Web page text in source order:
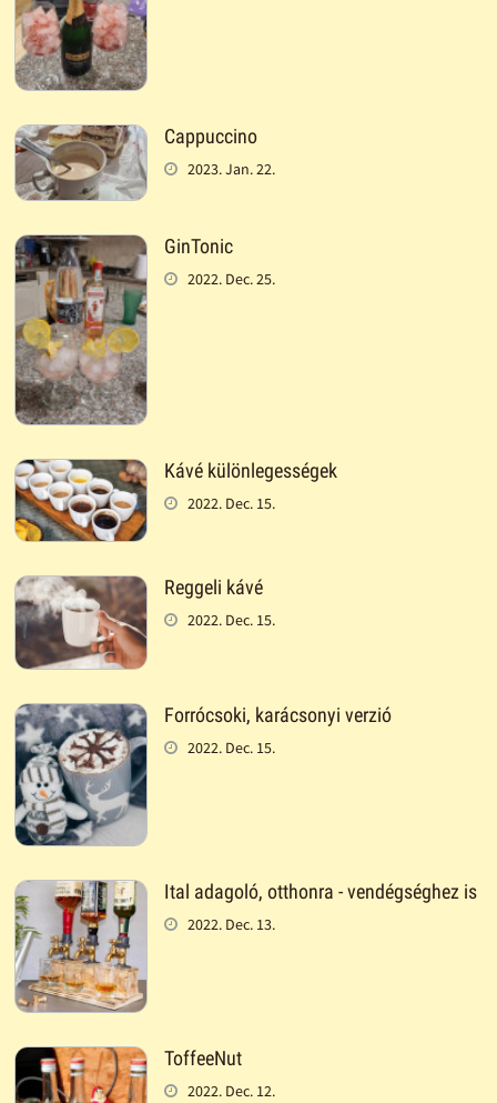
Cappuccino
2023. Jan. 22.
GinTonic
2022. Dec. 25.
Kávé különlegességek
2022. Dec. 15.
Reggeli kávé
2022. Dec. 15.
Forrócsoki, karácsonyi verzió
2022. Dec. 15.
Ital adagoló, otthonra - vendégséghez is
2022. Dec. 13.
ToffeeNut
2022. Dec. 12.